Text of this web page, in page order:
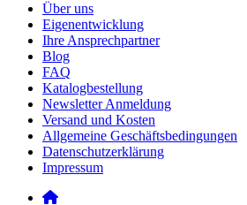
Über uns
Eigenentwicklung
Ihre Ansprechpartner
Blog
FAQ
Katalogbestellung
Newsletter Anmeldung
Versand und Kosten
Allgemeine Geschäftsbedingungen
Datenschutzerklärung
Impressum